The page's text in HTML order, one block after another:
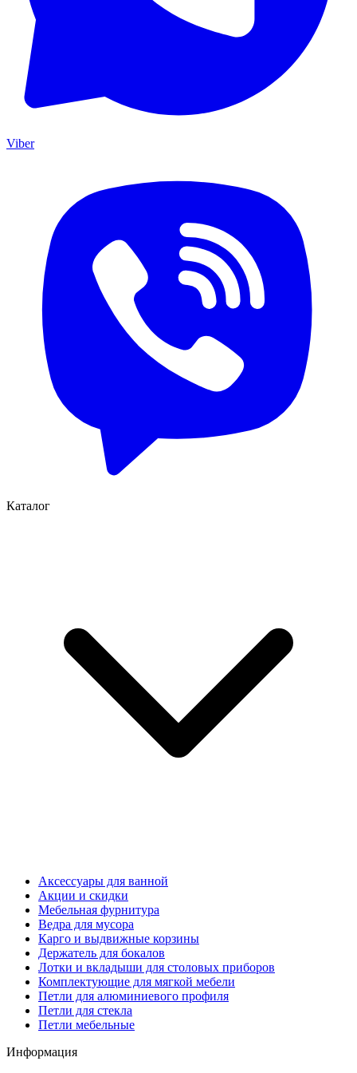
Viber
Каталог
Аксессуары для ванной
Акции и скидки
Мебельная фурнитура
Ведра для мусора
Карго и выдвижные корзины
Держатель для бокалов
Лотки и вкладыши для столовых приборов
Комплектующие для мягкой мебели
Петли для алюминиевого профиля
Петли для стекла
Петли мебельные
Информация